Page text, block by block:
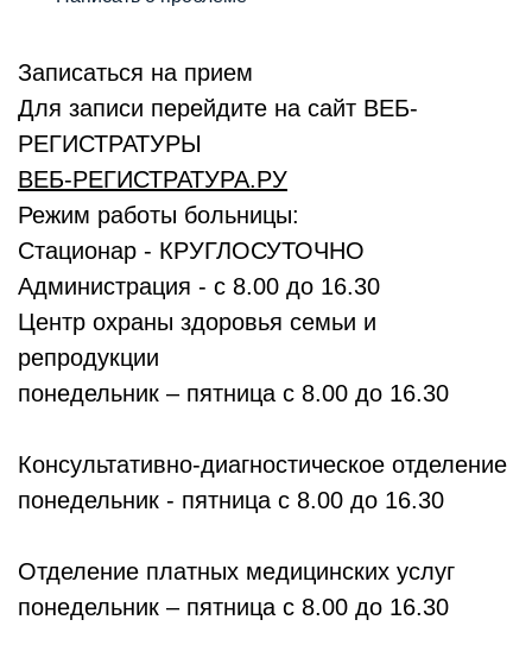
Записаться на прием
Для записи перейдите на сайт ВЕБ-
РЕГИСТРАТУРЫ
ВЕБ-РЕГИСТРАТУРА.РУ
Режим работы больницы:
Стационар - КРУГЛОСУТОЧНО
Администрация - с 8.00 до 16.30
Центр охраны здоровья семьи и
репродукции
понедельник – пятница с 8.00 до 16.30
Консультативно-диагностическое отделение
понедельник - пятница с 8.00 до 16.30
Отделение платных медицинских услуг
понедельник – пятница с 8.00 до 16.30